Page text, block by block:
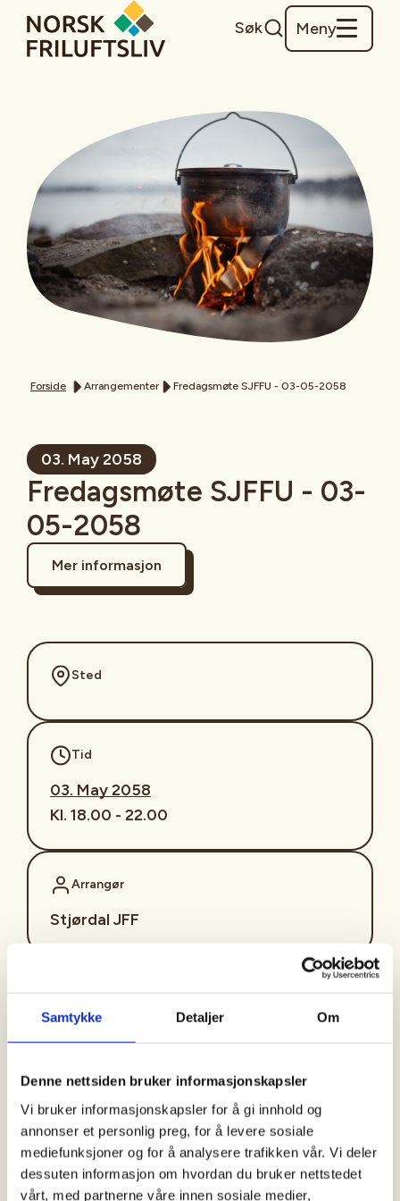
Samtykke Detaljer Om
Denne nettsiden bruker informasjonskapsler
Vi bruker informasjonskapsler for å gi innhold og
annonser et personlig preg, for å levere sosiale
mediefunksjoner og for å analysere trafikken vår. Vi deler
dessuten informasjon om hvordan du bruker nettstedet
vårt, med partnerne våre innen sosiale medier,
Søk Meny
Forside Arrangementer Fredagsmøte SJFFU - 03-05-2058
03. May 2058
Fredagsmøte SJFFU - 03-
05-2058
Mer informasjon
Sted
Tid
03. May 2058
Kl. 18.00 - 22.00
Arrangør
Stjørdal JFF
sjffung@outlook.com
Fast fredagsmøte i
Ungdomsutvalget SJFF
(SJFFU)